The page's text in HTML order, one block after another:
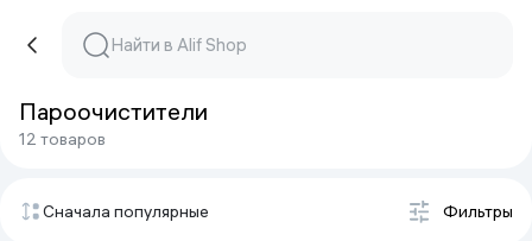
Пароочистители
12 товаров
Сначала популярные Фильтры